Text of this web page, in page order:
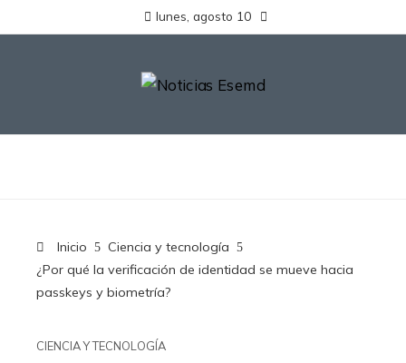
lunes, agosto 10
Inicio
Ciencia y tecnología
¿Por qué la verificación de identidad se mueve hacia
passkeys y biometría?
CIENCIA Y TECNOLOGÍA